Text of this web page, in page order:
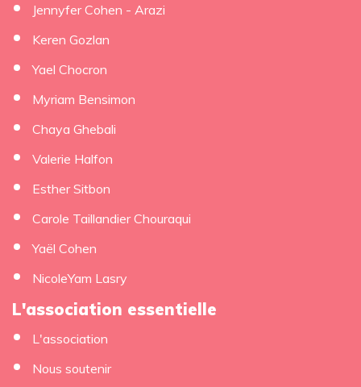
Jennyfer Cohen - Arazi
Keren Gozlan
Yael Chocron
Myriam Bensimon
Chaya Ghebali
Valerie Halfon
Esther Sitbon
Carole Taillandier Chouraqui
Yaël Cohen
NicoleYam Lasry
L'association essentielle
L'association
Nous soutenir